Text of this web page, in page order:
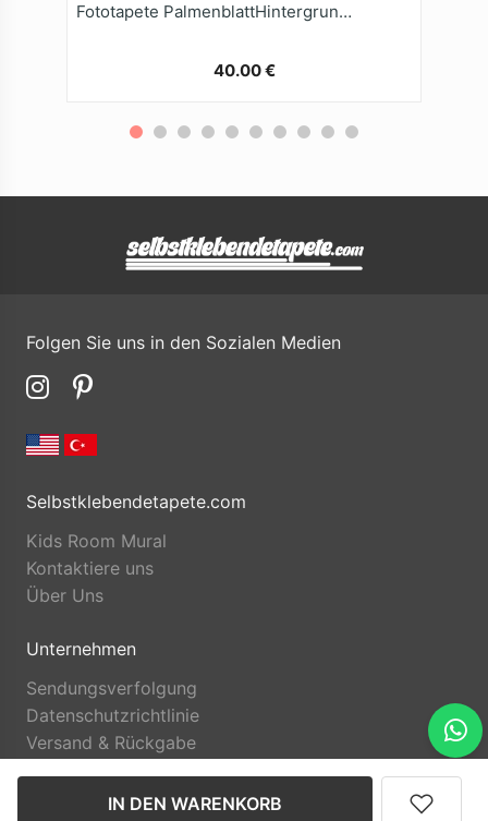
IN DEN WARENKORB
Fototapete PalmenblattHintergrund In Gold Und Grün
40.00 €
Folgen Sie uns in den Sozialen Medien
Selbstklebendetapete.com
Kids Room Mural
Kontaktiere uns
Über Uns
Unternehmen
Sendungsverfolgung
Datenschutzrichtlinie
Versand & Rückgabe